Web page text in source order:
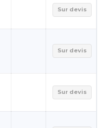
Sur devis
Sur devis
Sur devis